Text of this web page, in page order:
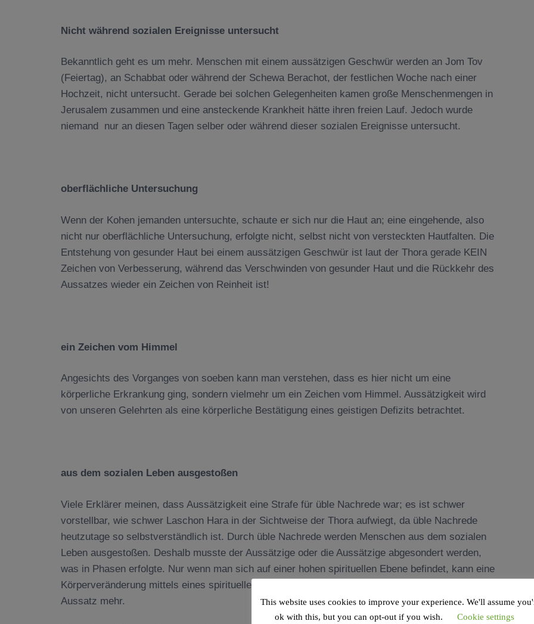
Nicht während sozialen Ereignisse untersucht
Bekanntlich geht es um mehr. Menschen mit einem aussätzigen Geschwür werden an Jom Tov
(Feiertag), an Schabbat oder während der Schewa Berachot, der festlichen Woche nach einer
Hochzeit, nicht untersucht. Gerade bei solchen Gelegenheiten kamen große Menschenmengen in
Jerusalem zusammen und eine ansteckende Krankheit hätte ihren freien Lauf. Jedoch wurde
niemand nur an diesen Tagen selber oder während dieser sozialen Ereignisse untersucht.
oberflächliche Untersuchung
Wenn der Kohen jemanden untersuchte, schaute er sich nur die Haut an; eine eingehende, also
nicht nur oberflächliche Untersuchung, erfolgte nicht, selbst nicht von versteckten Hautfalten. Die
Entstehung von gesunder Haut bei einem aussätzigen Geschwür ist laut der Thora gerade KEIN
Zeichen von Verbesserung, während das Verschwinden von gesunder Haut und die Rückkehr des
Aussatzes wieder ein Zeichen von Reinheit ist!
ein Zeichen vom Himmel
Angesichts des Vorganges von soeben kann man verstehen, dass es hier nicht um eine
körperliche Erkrankung ging, sondern vielmehr um ein Zeichen vom Himmel. Aussätzigkeit wird
von unseren Gelehrten als eine körperliche Bestätigung eines geistigen Defizits betrachtet.
aus dem sozialen Leben ausgestoßen
Viele Erklärer meinen, dass Aussätzigkeit eine Strafe für üble Nachrede war; es ist schwer
vorstellbar, wie schwer Laschon Hara in der Sichtweise der Thora aufwiegt, da üble Nachrede
heutzutage so selbstverständlich ist. Durch üble Nachrede werden Menschen aus dem sozialen
Leben ausgestoßen. Deshalb musste der Aussätzige oder die Aussätzige abgesondert werden,
was in Phasen erfolgte. Nur wenn man sich auf einer hohen spirituellen Ebene befindet, kann eine
Körperveränderung mittels eines spirituellen Vorganges erfolgen. Deshalb sehen wir heute keinen
Aussatz mehr.
This website uses cookies to improve your experience. We'll assume
ok with this, but you can opt-out if you wish.
Cookie settings